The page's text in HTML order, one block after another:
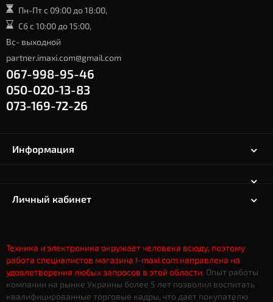
Пн-Пт с 09:00 до 18:00,
Сб с 10:00 до 15:00,
Вс- выходной
partner.imaxi.com@gmail.com
067-998-95-46
050-020-13-83
073-169-72-26
Информация
Личный кабинет
Техника и электроника окружает человека всюду, поэтому
работа специалистов магазина I-maxi.com направлена на
удовлетворения любых запросов в этой области. Опыт работы
компании на рынке Украины более 5 лет позволил воспитать
квалифицированные торговые кадры, что дает покупателю